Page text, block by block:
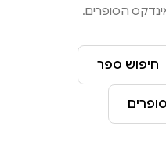
הסופרים.
חיפוש ספר